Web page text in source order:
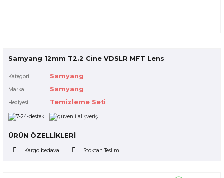
Samyang 12mm T2.2 Cine VDSLR MFT Lens
Kategori Samyang
Marka Samyang
Hediyesi Temizleme Seti
ÜRÜN ÖZELLİKLERİ
Kargo bedava Stoktan Teslim